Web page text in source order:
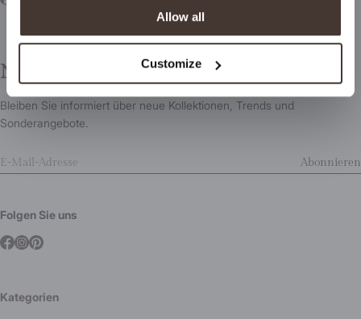
Allow all
Customize
Newsletter
Bleiben Sie informiert über neue Kollektionen, Trends und
Sonderangebote.
Abonnieren
Folgen Sie uns
Kategorien